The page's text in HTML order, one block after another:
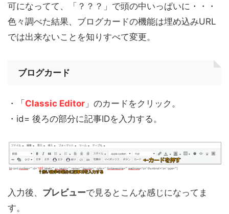
可になってて、「？？？」で頭の中いっぱいに・・・
色々調べた結果、 ブログカードの機能は埋め込みURL
では出来ないことを知りすべて変更。
ブログカード
・「Classic Editor 」のカードをクリック。
・id= 後ろの部分に記事IDを入力する。
入力後、 プレビューで見るとこんな感じになってま
す。